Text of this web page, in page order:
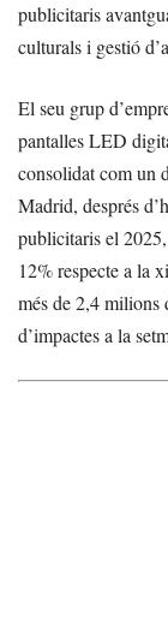
publicitaris
culturals i gestió
El seu grup
pantalles LED
consolidat com un
Madrid, després
publicitaris el
12% respecte a la
més de 2,4 milions
d’impactes a la